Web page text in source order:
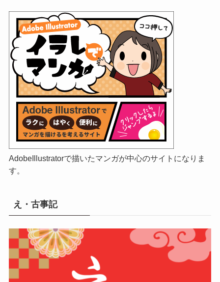
AdobeIllustratorで描いたマンガが中心のサイトになりま
す。
え・古事記